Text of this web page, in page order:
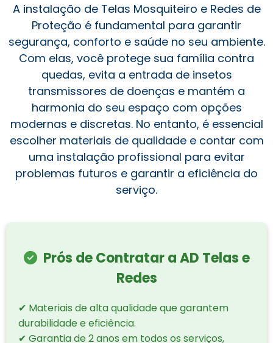
A instalação de Telas Mosquiteiro e Redes de
Proteção é fundamental para garantir
segurança, conforto e saúde no seu ambiente.
Com elas, você protege sua família contra
quedas, evita a entrada de insetos
transmissores de doenças e mantém a
harmonia do seu espaço com opções
modernas e discretas. No entanto, é essencial
escolher materiais de qualidade e contar com
uma instalação profissional para evitar
problemas futuros e garantir a eficiência do
serviço.
Prós de Contratar a AD Telas e
Redes
✔ Materiais de alta qualidade que garantem
durabilidade e eficiência.
✔ Garantia de 2 anos em todos os serviços,